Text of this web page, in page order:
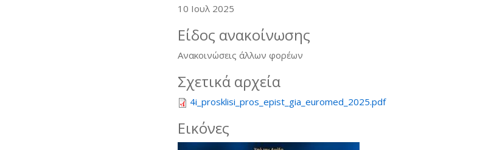
10 Ιουλ 2025
Είδος ανακοίνωσης
Ανακοινώσεις άλλων φορέων
Σχετικά αρχεία
4i_prosklisi_pros_epist_gia_euromed_2025.pdf
Εικόνες